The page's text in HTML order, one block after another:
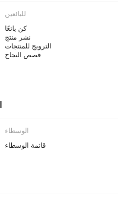
للبائعين
كن بائعًا
نشر منتج
الترويج للمنتجات
قصص النجاح
الوسطاء
قائمة الوسطاء